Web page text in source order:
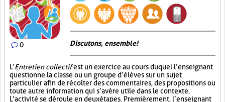
0 Discutons, ensemble!
L’Entretien collectifest un exercice au cours duquel l’enseignant
questionne la classe ou un groupe d’élèves sur un sujet
particulier afin de récolter des commentaires, des propositions ou
toute autre information qui s’avère utile dans le contexte.
L’activité se déroule en deux étapes. Premièrement, l’enseignant